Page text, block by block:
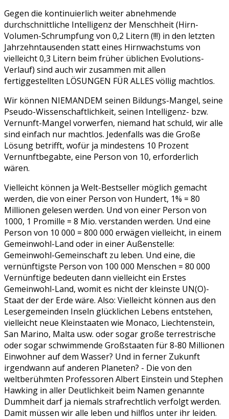
Gegen die kontinuierlich weiter abnehmende
durchschnittliche Intelligenz der Menschheit (Hirn-
Volumen-Schrumpfung von 0,2 Litern (!!!) in den letzten
Jahrzehntausenden statt eines Hirnwachstums von
vielleicht 0,3 Litern beim früher üblichen Evolutions-
Verlauf) sind auch wir zusammen mit allen
fertiggestellten LÖSUNGEN FÜR ALLES völlig machtlos.
Wir können NIEMANDEM seinen Bildungs-Mangel, seine
Pseudo-Wissenschaftlichkeit, seinen Intelligenz- bzw.
Vernunft-Mangel vorwerfen, niemand hat schuld, wir alle
sind einfach nur machtlos. Jedenfalls was die Große
Lösung betrifft, wofür ja mindestens 10 Prozent
Vernunftbegabte, eine Person von 10, erforderlich
wären.
Vielleicht können ja Welt-Bestseller möglich gemacht
werden, die von einer Person von Hundert, 1% = 80
Millionen gelesen werden. Und von einer Person von
1000, 1 Promille = 8 Mio. verstanden werden. Und eine
Person von 10 000 = 800 000 erwägen vielleicht, in einem
Gemeinwohl-Land oder in einer Außenstelle:
Gemeinwohl-Gemeinschaft zu leben. Und eine, die
vernünftigste Person von 100 000 Menschen = 80 000
Vernünftige bedeuten dann vielleicht ein Erstes
Gemeinwohl-Land, womit es nicht der kleinste UN(O)-
Staat der der Erde wäre. Also: Vielleicht können aus den
Lesergemeinden Inseln glücklichen Lebens entstehen,
vielleicht neue Kleinstaaten wie Monaco, Liechtenstein,
San Marino, Malta usw. oder sogar große terrestrische
oder sogar schwimmende Großstaaten für 8-80 Millionen
Einwohner auf dem Wasser? Und in ferner Zukunft
irgendwann auf anderen Planeten? - Die von den
weltberühmten Professoren Albert Einstein und Stephen
Hawking in aller Deutlichkeit beim Namen genannte
Dummheit darf ja niemals strafrechtlich verfolgt werden.
Damit müssen wir alle leben und hilflos unter ihr leiden.